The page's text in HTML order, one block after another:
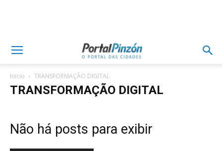
Inicio TRANSFORMAÇÃO DIGITAL
TRANSFORMAÇÃO DIGITAL
Não há posts para exibir